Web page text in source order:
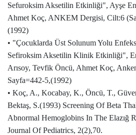
Sefuroksim Aksetilin Etkinliği", Ayşe
Ahmet Koç, ANKEM Dergisi, Cilt:6
(1992)
• "Çocuklarda Üst Solunum Yolu
Sefiroksim Aksetilin Klinik Etkinliği",
Arısoy, Tevfik Öncü, Ahmet Koç,
Sayfa=442-5,(1992)
• Koç, A., Kocabay, K., Öncü, T.,
Bektaş, S.(1993) Screening Of Beta
Abnormal Hemoglobins In The Elazığ
Journal Of Pediatrics, 2(2),70.